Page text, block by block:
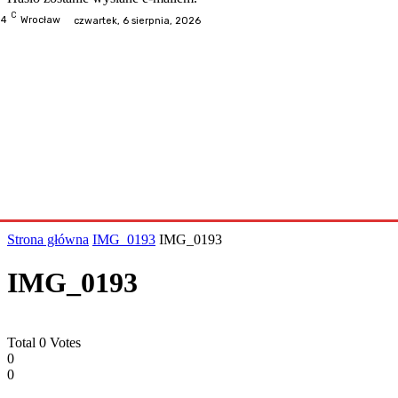
C Wrocław czwartek, 6 sierpnia, 2026
Strona główna IMG_0193 IMG_0193
IMG_0193
Total 0 Votes
0
0